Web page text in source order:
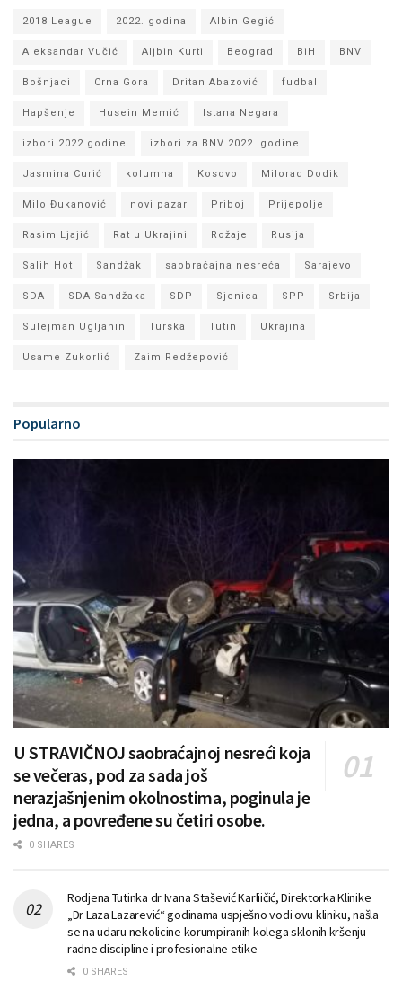
2018 League 2022. godina Albin Gegić
Aleksandar Vučić Aljbin Kurti Beograd BiH BNV
Bošnjaci Crna Gora Dritan Abazović fudbal
Hapšenje Husein Memić Istana Negara
izbori 2022.godine izbori za BNV 2022. godine
Jasmina Curić kolumna Kosovo Milorad Dodik
Milo Đukanović novi pazar Priboj Prijepolje
Rasim Ljajić Rat u Ukrajini Rožaje Rusija
Salih Hot Sandžak saobraćajna nesreća Sarajevo
SDA SDA Sandžaka SDP Sjenica SPP Srbija
Sulejman Ugljanin Turska Tutin Ukrajina
Usame Zukorlić Zaim Redžepović
Popularno
U STRAVIČNOJ saobraćajnoj nesreći koja
se večeras, pod za sada još
nerazjašnjenim okolnostima, poginula je
jedna, a povređene su četiri osobe.
0 SHARES
Rodjena Tutinka dr Ivana Stašević Karliičić, Direktorka Klinike
„Dr Laza Lazarević“ godinama uspješno vodi ovu kliniku, našla
se na udaru nekolicine korumpiranih kolega sklonih kršenju
radne discipline i profesionalne etike
0 SHARES